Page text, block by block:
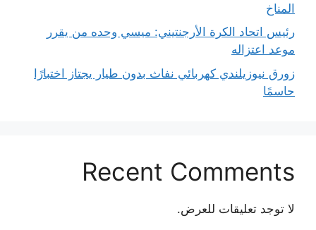
المناخ
رئيس اتحاد الكرة الأرجنتيني: ميسي وحده من يقرر
موعد اعتزاله
زورق نيوزيلندي كهربائي نفاث بدون طيار يجتاز اختبارًا
حاسمًا
Recent Comments
لا توجد تعليقات للعرض.